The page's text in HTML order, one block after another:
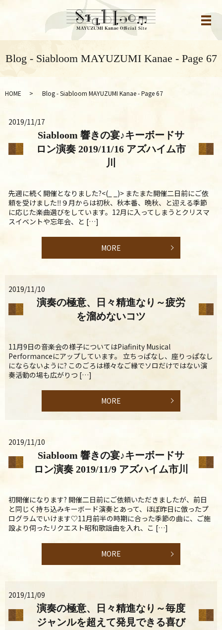
メ
Blog - Siabloom MAYUZUMI Kanae - Page 67
HOME Blog - Siabloom MAYUZUMI Kanae - Page 67
2019/11/17
Siabloom 響きの宴♪キーボードサ
ロン演奏 2019/11/16 アズハイム市
川
先週に続く開催となりました?<(_ _)> またまた開催二日前にご依
頼を受けました‼９月からは初秋、秋本番、晩秋、と迎える季節
に応じた楽曲選びをしています。12月に入ってしまうとクリスマ
スイベントや忘年会、と […]
MORE
2019/11/10
演奏の極意、日々精進なり～疲労
を溜めないコツ
11月9日の音楽会の様子についてはPiafinity Musical
Performanceにアップしています。 立ちっぱなし、座りっぱなし
にならないように? このごろは様々なご縁でソロだけではない演
奏活動の場も広がりつ […]
MORE
2019/11/10
Siabloom 響きの宴♪キーボードサ
ロン演奏 2019/11/9 アズハイム市川
初開催になります? 開催二日前にご依頼いただきましたが、前日
と同じく持ち込みキーボード演奏とあって、ほぼ昨日に倣ったプ
ログラムでいけます♡11月前半の時期に合った季節の曲に、ご施
設より伺ったリクエスト昭和歌謡曲を入れ、こ […]
MORE
2019/11/09
演奏の極意、日々精進なり～毎度
ジャンルを超えて発見できる喜び